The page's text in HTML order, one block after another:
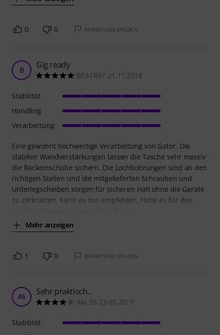
0 0 BEWERTUNG MELDEN
B Gig ready
BEATRAY 21.11.2018
Eine gewohnt hochwertige Verarbeitung von Gator. Die
stabilen Wandverstärkungen lassen die Tasche sehr massiv
die Rackeinschübe sichern. Die Lochbohrungen sind an den
richtigen Stellen und die mitgelieferten Schrauben und
Unterlegscheiben sorgen für sicheren Halt ohne die Geräte
zu zerkratzen. Kann es nur empfehlen. Habe es für den
Mehr anzeigen
Stabilität
Handling
Verarbeitung
1 0 BEWERTUNG MELDEN
A5 Sehr praktisch...
Abi 59 23.05.2019
Stabilität